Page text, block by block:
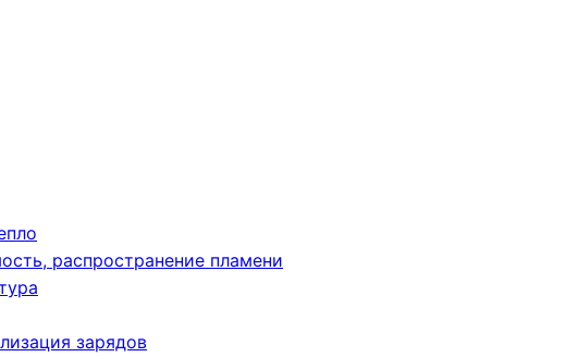
распространение пламени
зарядов